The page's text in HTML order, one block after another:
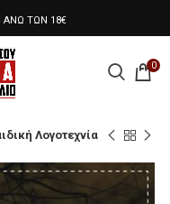
ΤΩΝ 18€
0
Λογοτεχνία